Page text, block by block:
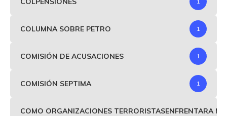
COLUMNA SOBRE PETRO 1
COMISIÓN DE ACUSACIONES 1
COMISIÓN SEPTIMA 1
COMO ORGANIZACIONES TERRORISTASENFRENTARA